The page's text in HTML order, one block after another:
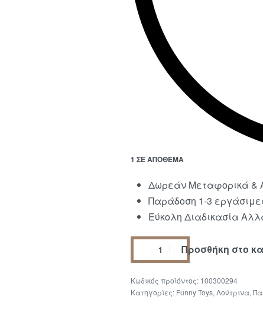
1 ΣΕ ΑΠΌΘΕΜΑ
Δωρεάν Μεταφορικά &
Παράδοση 1-3
Εύκολη Διαδικασία
Προσθήκη στο
100300294
Κατηγορίες: Funny Toys, Λούτρινα,